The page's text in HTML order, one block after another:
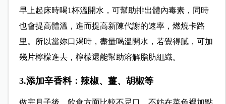
早上起床時喝1杯溫開水，可幫助排出體內毒素，同時
也會提高體溫，進而提高新陳代謝的速率，燃燒卡路
里。所以當妳口渴時，盡量喝溫開水，若覺得膩，可加
幾片檸檬進去，檸檬還能幫助溶解脂肪組織。
3.添加辛香料：辣椒、薑、胡椒等